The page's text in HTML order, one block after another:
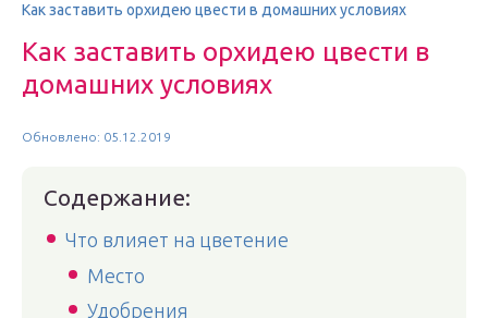
Как заставить орхидею цвести в домашних условиях
Как заставить орхидею цвести в
домашних условиях
Обновлено: 05.12.2019
Содержание:
Что влияет на цветение
Место
Удобрения